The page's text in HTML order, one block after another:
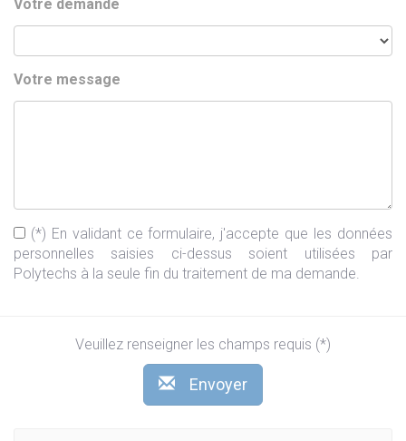
Votre demande
Votre message
(*) En validant ce formulaire, j'accepte que les données
personnelles saisies ci-dessus soient utilisées par
Polytechs à la seule fin du traitement de ma demande.
Veuillez renseigner les champs requis (*)
Envoyer